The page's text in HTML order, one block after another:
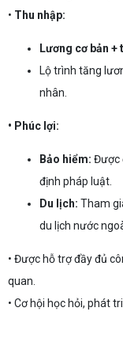
• Thu nhập:
Lương cơ bản
Lộ trình tăng
nhân.
• Phúc lợi:
Bảo hiểm: Được
định pháp luật.
Du lịch: Tham
du lịch nước
• Được hỗ trợ đầy đủ
quan.
• Cơ hội học hỏi, phát